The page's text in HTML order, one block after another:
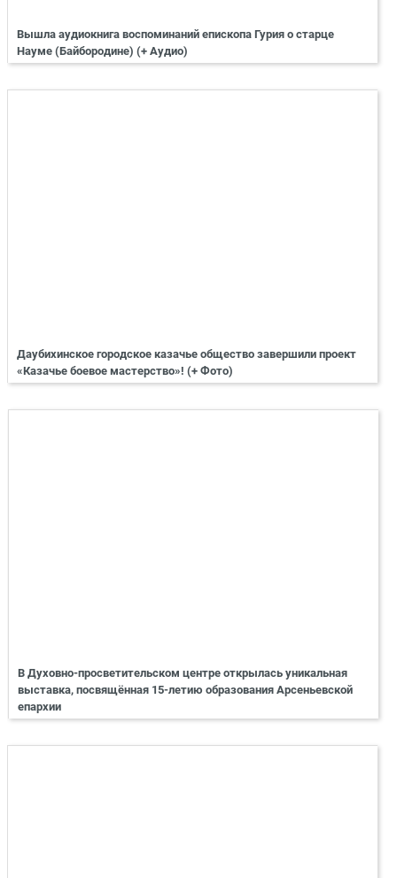
Вышла аудиокнига воспоминаний епископа Гурия о старце
Науме (Байбородине) (+ Аудио)
Даубихинское городское казачье общество завершили проект
«Казачье боевое мастерство»! (+ Фото)
В Духовно-просветительском центре открылась уникальная
выставка, посвящённая 15-летию образования Арсеньевской
епархии